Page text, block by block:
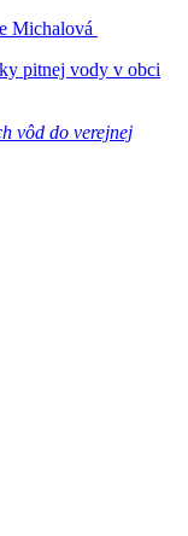
Michalová
pitnej vody v obci
vôd do verejnej